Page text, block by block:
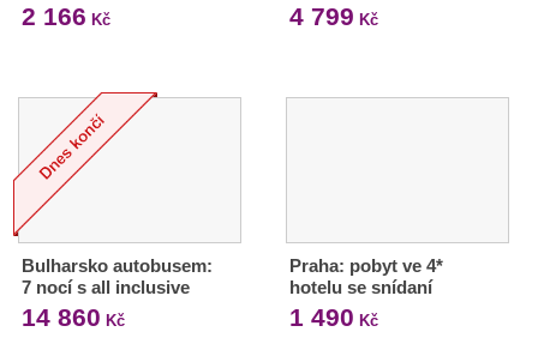
2 166 Kč 4 799 Kč
Bulharsko autobusem:
7 nocí s all inclusive
14 860 Kč
Praha: pobyt ve 4*
hotelu se snídaní
1 490 Kč